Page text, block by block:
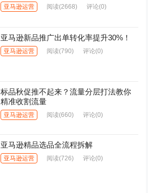
亚马逊运营 阅读(2668) 评论(0)
亚马逊新品推广出单转化率提升30%！
亚马逊运营 阅读(790) 评论(0)
标品秋促推不起来？流量分层打法教你
精准收割流量
亚马逊运营 阅读(660) 评论(0)
亚马逊精品选品全流程拆解
亚马逊运营 阅读(726) 评论(0)